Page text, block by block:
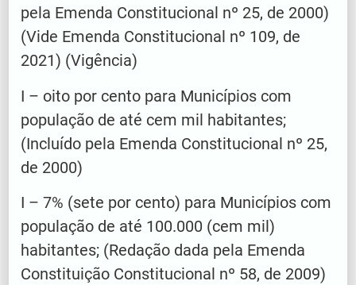
pela Emenda Constitucional nº 25, de 2000)
(Vide Emenda Constitucional nº 109, de
2021) (Vigência)
I – oito por cento para Municípios com
população de até cem mil habitantes;
(Incluído pela Emenda Constitucional nº 25,
de 2000)
I – 7% (sete por cento) para Municípios com
população de até 100.000 (cem mil)
habitantes; (Redação dada pela Emenda
Constituição Constitucional nº 58, de 2009)